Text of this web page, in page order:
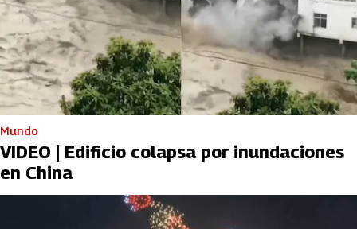
Mundo
VIDEO | Edificio colapsa por inundaciones
en China